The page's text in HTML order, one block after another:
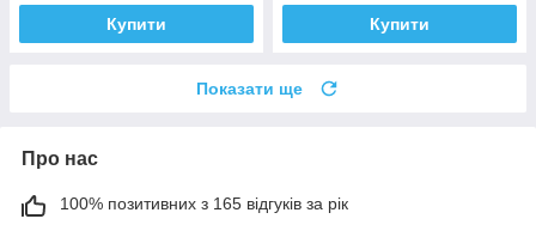
Купити Купити
Показати ще
Про нас
100% позитивних з 165 відгуків за рік